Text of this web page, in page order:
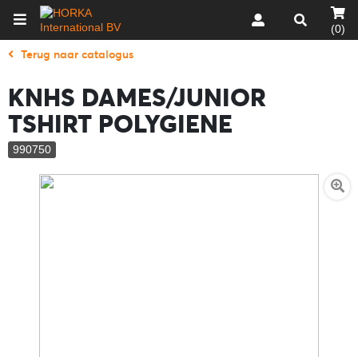
(0)
Terug naar catalogus
KNHS DAMES/JUNIOR
TSHIRT POLYGIENE
990750